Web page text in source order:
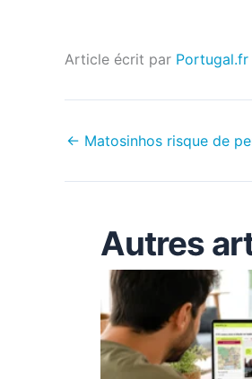
Article écrit par Portugal.fr
← Matosinhos risque de
Autres